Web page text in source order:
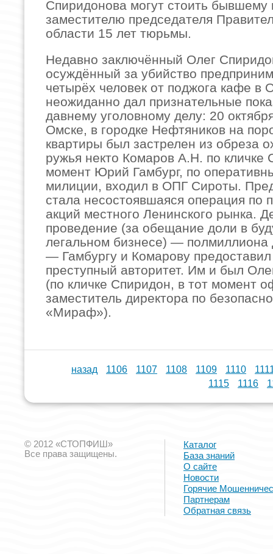
Спиридонова могут стоить бывшему
заместителю председателя
области 15 лет тюрьмы.
Недавно заключённый Олег
осуждённый за убийство
четырёх человек от поджога кафе в
неожиданно дал признательные
давнему уголовному делу: 20
Омске, в городке Нефтяников на
квартиры был застрелен из обреза
ружья некто Комаров А.Н. по кличке
момент Юрий Гамбург, по
милиции, входил в ОПГ Сироты.
стала несостоявшаяся операция по
акций местного Ленинского рынка.
проведение (за обещание доли в
легальном бизнесе) —
— Гамбургу и Комарову предоставил
преступный авторитет. Им и был
(по кличке Спиридон, в тот момент
заместитель директора по
«Мираф»).
назад 1106 1107 1108 1109 1110
1115
1116
© 2012 «СТОПФИШ»
Все права защищены.
Каталог
База знаний
О сайте
Новости
Горячие
Партнерам
Обратная связь